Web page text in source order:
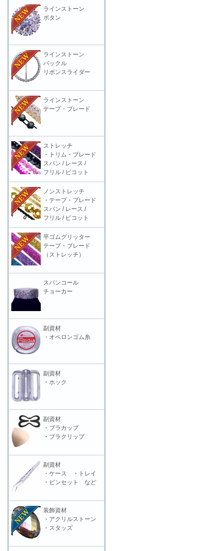
ラインストーン
ボタン
ラインストーン
バックル
リボンスライダー
ラインストーン
テープ・ブレード
ストレッチ
・トリム・ブレード
スパン / レース /
フリル / ピコット
ノンストレッチ
・テープ・ブレード
スパン / レース /
フリル / ピコット
平ゴムグリッター
テープ・ブレード
（ストレッチ）
スパンコール
チョーカー
副資材
・オペロンゴム糸
副資材
・ホック
副資材
・ブラカップ
・ブラクリップ
副資材
・ケース ・トレイ
・ピンセット など
装飾資材
・アクリルストーン
・スタッズ